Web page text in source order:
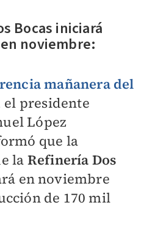
Bocas iniciará
noviembre:
mañanera del
el presidente
López
que la
la Refinería Dos
en noviembre
de 170 mil